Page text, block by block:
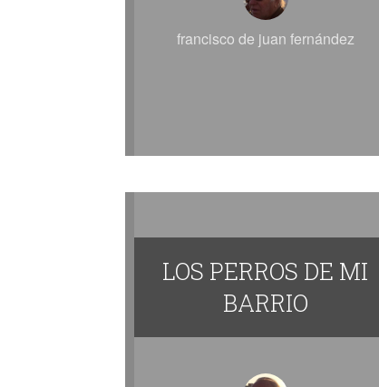
francisco de juan fernández
LOS PERROS DE MI
BARRIO